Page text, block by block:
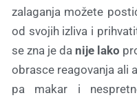
zalaganja možete
od svojih izliva i
se zna je da nije lako
obrasce reagovanja ali
pa makar i